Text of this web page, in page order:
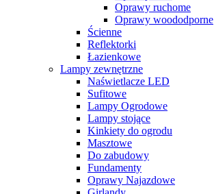
Oprawy ruchome
Oprawy woododporne
Ścienne
Reflektorki
Łazienkowe
Lampy zewnętrzne
Naświetlacze LED
Sufitowe
Lampy Ogrodowe
Lampy stojące
Kinkiety do ogrodu
Masztowe
Do zabudowy
Fundamenty
Oprawy Najazdowe